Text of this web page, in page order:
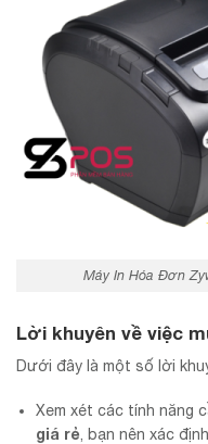
Máy In Hóa Đơn
Lời khuyên về việc
Dưới đây là một số lời
Xem xét các tính năng
giá rẻ , bạn nên xác